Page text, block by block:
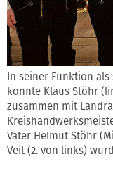
In seiner Funktion
konnte Klaus Stöhr
zusammen mit
Vater Helmut Stöhr
Veit (2. von links)